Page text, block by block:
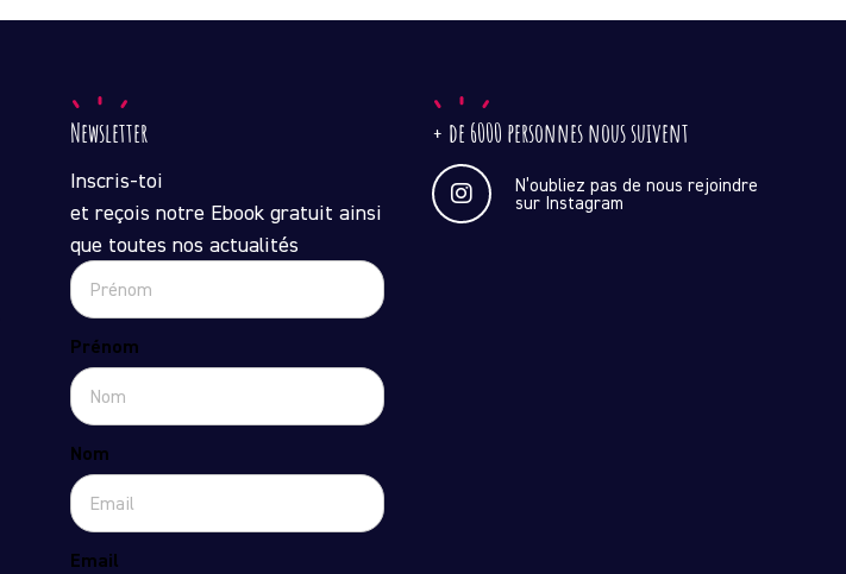
Newsletter
Inscris-toi
et reçois notre Ebook gratuit ainsi
que toutes nos actualités
Prénom
Nom
Email
+ de 6000 personnes nous suivent
N’oubliez pas de nous rejoindre
sur Instagram